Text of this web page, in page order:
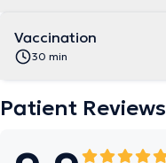
Vaccination
30 min
Patient Reviews